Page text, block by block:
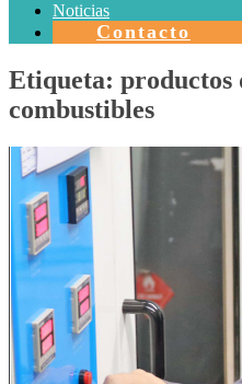
Noticias
Contacto
Etiqueta: productos
combustibles